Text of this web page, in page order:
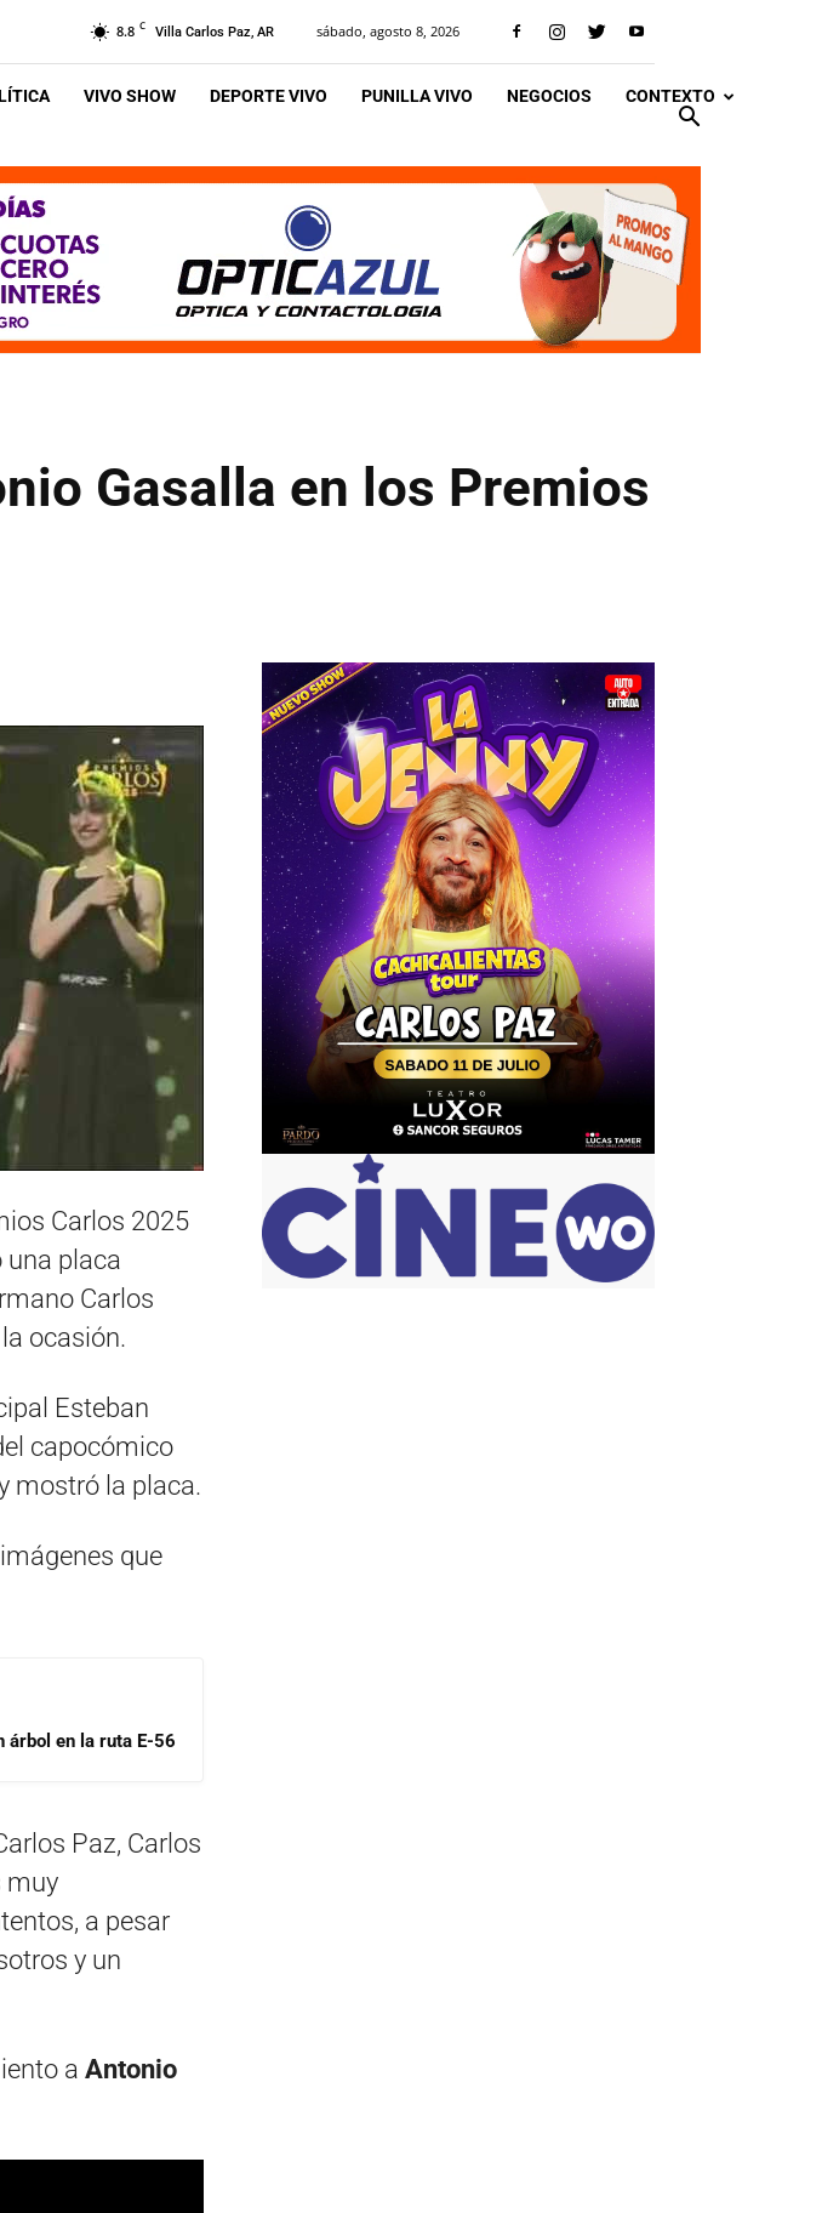
8.8 C Villa Carlos Paz, AR sábado, agosto 8, 2026
VIVO SHOW DEPORTE VIVO PUNILLA VIVO NEGOCIOS CONTEXTO
Gasalla en los Premios
Carlos 2025
una placa
Carlos
ocasión.
Esteban
capocómico
mostró la placa.
que
árbol en la ruta E-56
Paz, Carlos
muy
a pesar
y un
a Antonio